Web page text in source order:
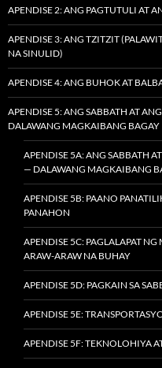
APENDISE 2: ANG PAGTUTULI AT
APENDISE 3: ANG TZITZIT
NA SINULID)
APENDISE 4: ANG BUHOK AT
APENDISE 5: ANG SABBATH AT
DALAWANG MAGKAIBANG BAGAY
APENDISE 5A: ANG SABBATH
— DALAWANG MAGKAIBANG
APENDISE 5B: PAANO
PANAHON
APENDISE 5C: PAGLALAPAT
ARAW-ARAW NA BUHAY
APENDISE 5D: PAGKAIN SA
APENDISE 5E:
APENDISE 5F: TEKNOLOHIYA